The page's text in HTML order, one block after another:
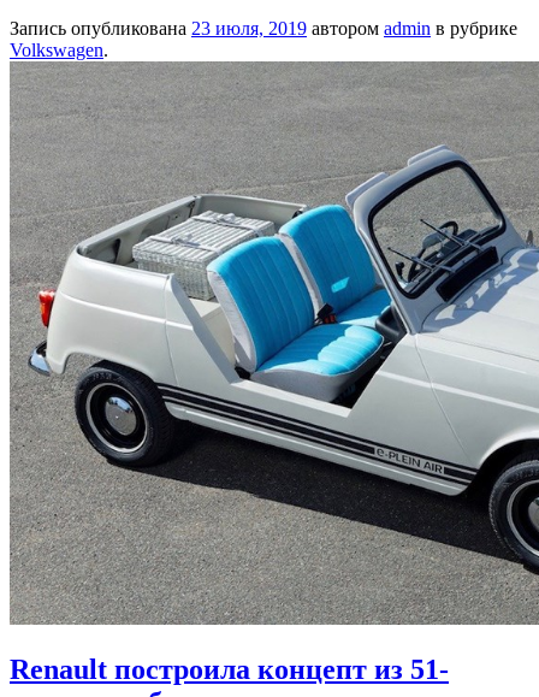
Запись опубликована 23 июля, 2019 автором admin в рубрике
Volkswagen.
Renault построила концепт из 51-